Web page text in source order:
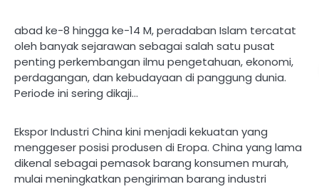
abad ke-8 hingga ke-14 M, peradaban Islam tercatat
oleh banyak sejarawan sebagai salah satu pusat
penting perkembangan ilmu pengetahuan, ekonomi,
perdagangan, dan kebudayaan di panggung dunia.
Periode ini sering dikaji…
Ekspor Industri China kini menjadi kekuatan yang
menggeser posisi produsen di Eropa. China yang lama
dikenal sebagai pemasok barang konsumen murah,
mulai meningkatkan pengiriman barang industri